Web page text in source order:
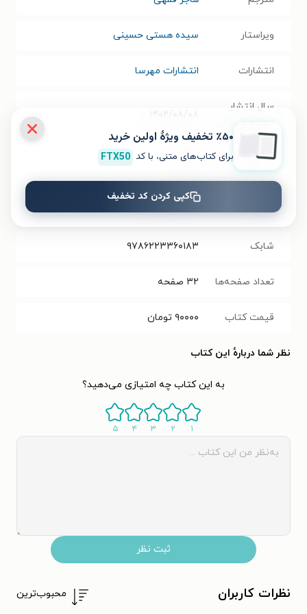
ویراستار سیده هستی حسینی
انتشارات انتشارات مهرسا
سال انتشار
فرمت کتاب PDF
کتاب
۸۴.۲۷ مگابایت
شابک ۹۷۸۶۲۲۳۳۶۰۱۸۳
تعداد صفحه‌ها ۳۲ صفحه
قیمت کتاب ۹۰۰۰۰ تومان
نظر شما دربارهٔ این کتاب
به این کتاب چه امتیازی می‌دهید؟
۱ ۲ ۳ ۴ ۵
ثبت نظر
نظرات کاربران محبوب‌ترین
٪۵۰ تخفیف ویژۀ اولین خرید
برای کتاب‌های متنی، با کد FTX50
کپی کردن کد تخفیف